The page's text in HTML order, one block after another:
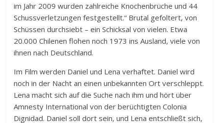
im Jahr 2009 wurden zahlreiche Knochenbrüche und 44
Schussverletzungen festgestellt.“ Brutal gefoltert, von
Schüssen durchsiebt – ein Schicksal von vielen. Etwa
20.000 Chilenen flohen noch 1973 ins Ausland, viele von
ihnen nach Deutschland.
Im Film werden Daniel und Lena verhaftet. Daniel wird
noch in der Nacht an einen unbekannten Ort verschleppt.
Lena macht sich auf die Suche nach ihm und hört über
Amnesty International von der berüchtigten Colonia
Dignidad. Daniel soll dort sein, und Lena entschließt sich,